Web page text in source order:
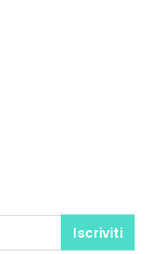
Iscriviti